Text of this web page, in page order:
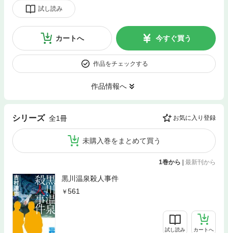
試し読み
カートへ 今すぐ買う
作品をチェックする
作品情報へ
シリーズ 全1冊 お気に入り登録
未購入巻をまとめて買う
1巻から | 最新刊から
黒川温泉殺人事件
561
試し読み カートへ